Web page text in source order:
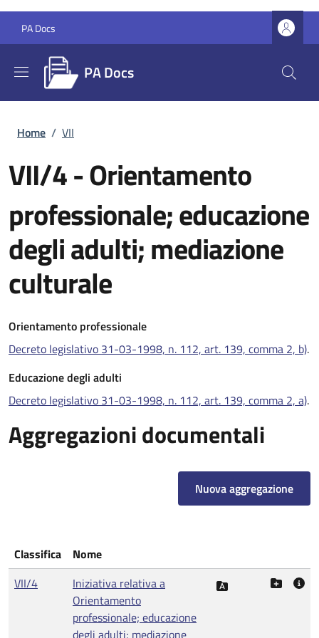
PA Docs
PA Docs
Briciole di pane
Home / VII
VII/4- Orientamento
professionale; educazione
degli adulti; mediazione
culturale
Orientamento professionale
Decreto legislativo 31-03-1998, n. 112, art. 139, comma 2, b).
Educazione degli adulti
Decreto legislativo 31-03-1998, n. 112, art. 139, comma 2, a).
Aggregazioni documentali
Nuova aggregazione
Classifica
Nome
VII/4
Iniziativa relativa a
Orientamento
professionale; educazione
degli adulti; mediazione